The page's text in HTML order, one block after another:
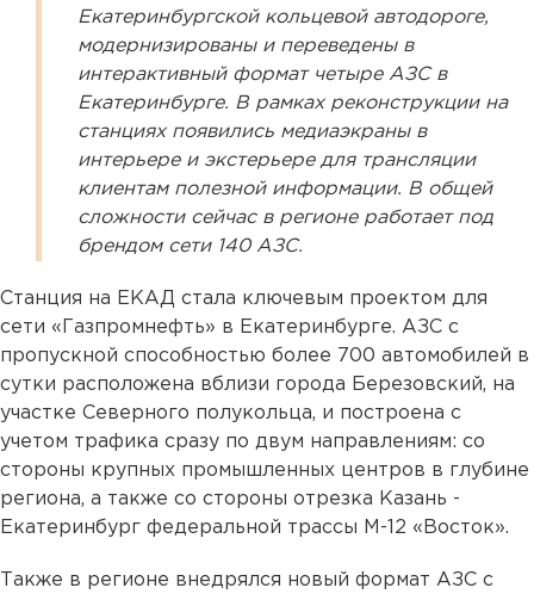
Екатеринбургской кольцевой автодороге,
модернизированы и переведены в
интерактивный формат четыре АЗС в
Екатеринбурге. В рамках реконструкции на
станциях появились медиаэкраны в
интерьере и экстерьере для трансляции
клиентам полезной информации. В общей
сложности сейчас в регионе работает под
брендом сети 140 АЗС.
Станция на ЕКАД стала ключевым проектом для
сети «Газпромнефть» в Екатеринбурге. АЗС с
пропускной способностью более 700 автомобилей в
сутки расположена вблизи города Березовский, на
участке Северного полукольца, и построена с
учетом трафика сразу по двум направлениям: со
стороны крупных промышленных центров в глубине
региона, а также со стороны отрезка Казань -
Екатеринбург федеральной трассы М-12 «Восток».
Также в регионе внедрялся новый формат АЗС с